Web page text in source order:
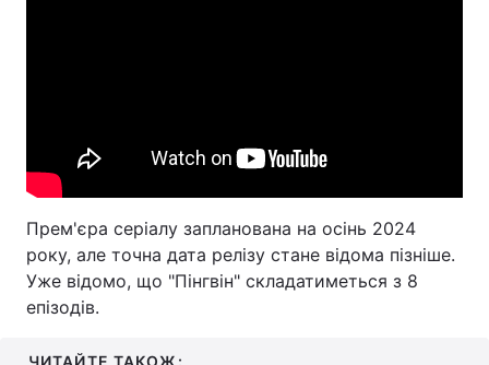
Прем'єра серіалу запланована на осінь 2024
року, але точна дата релізу стане відома пізніше.
Уже відомо, що "Пінгвін" складатиметься з 8
епізодів.
ЧИТАЙТЕ ТАКОЖ: